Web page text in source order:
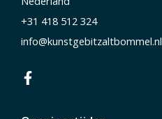
+31 418 512 324
info@kunstgebitzaltbommel.nl